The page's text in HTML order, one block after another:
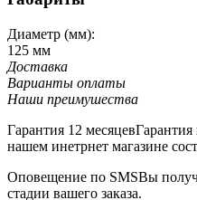
Диаметр (мм):
125 мм
Доставка
Варианты оплаты
Наши преимушества
Гарантия 12 месяцев
нашем инетрнет магазине
Оповещение по SMSВы
стадии вашего заказа.